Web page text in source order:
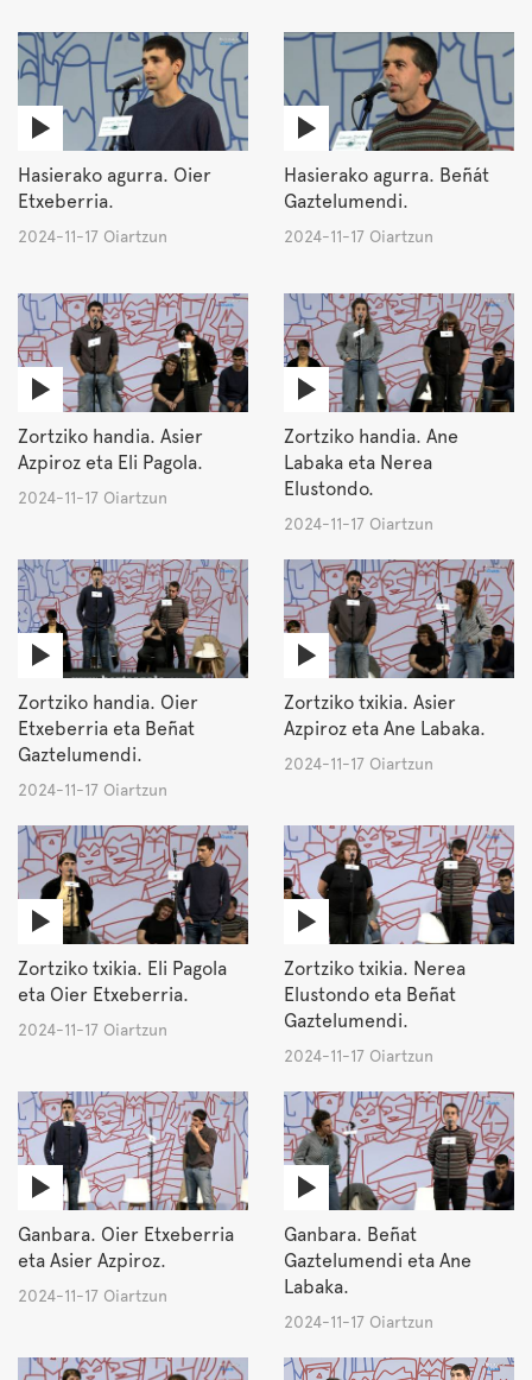
Hasierako agurra. Oier
Etxeberria.
2024-11-17 Oiartzun
Hasierako agurra. Beñát
Gaztelumendi.
2024-11-17 Oiartzun
Zortziko handia. Asier
Azpiroz eta Eli Pagola.
2024-11-17 Oiartzun
Zortziko handia. Ane
Labaka eta Nerea
Elustondo.
2024-11-17 Oiartzun
Zortziko handia. Oier
Etxeberria eta Beñat
Gaztelumendi.
2024-11-17 Oiartzun
Zortziko txikia. Asier
Azpiroz eta Ane Labaka.
2024-11-17 Oiartzun
Zortziko txikia. Eli Pagola
eta Oier Etxeberria.
2024-11-17 Oiartzun
Zortziko txikia. Nerea
Elustondo eta Beñat
Gaztelumendi.
2024-11-17 Oiartzun
Ganbara. Oier Etxeberria
eta Asier Azpiroz.
2024-11-17 Oiartzun
Ganbara. Beñat
Gaztelumendi eta Ane
Labaka.
2024-11-17 Oiartzun